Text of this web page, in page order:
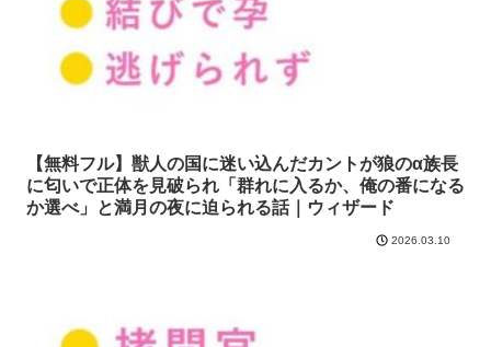
【無料フル】獣人の国に迷い込んだカントが狼のα族長
に匂いで正体を見破られ「群れに入るか、俺の番になる
か選べ」と満月の夜に迫られる話｜ウィザード
2026.03.10